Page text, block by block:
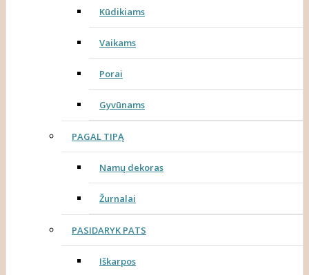
Kūdikiams
Vaikams
Porai
Gyvūnams
PAGAL TIPĄ
Namų dekoras
Žurnalai
PASIDARYK PATS
Iškarpos